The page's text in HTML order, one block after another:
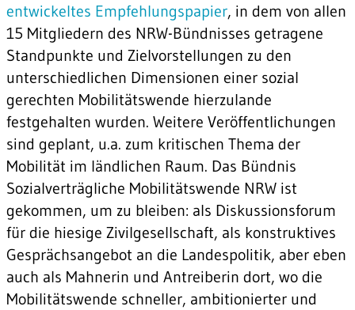
entwickeltes Empfehlungspapier, in dem von allen
15 Mitgliedern des NRW-Bündnisses getragene
Standpunkte und Zielvorstellungen zu den
unterschiedlichen Dimensionen einer sozial
gerechten Mobilitätswende hierzulande
festgehalten wurden. Weitere Veröffentlichungen
sind geplant, u.a. zum kritischen Thema der
Mobilität im ländlichen Raum. Das Bündnis
Sozialverträgliche Mobilitätswende NRW ist
gekommen, um zu bleiben: als Diskussionsforum
für die hiesige Zivilgesellschaft, als konstruktives
Gesprächsangebot an die Landespolitik, aber eben
auch als Mahnerin und Antreiberin dort, wo die
Mobilitätswende schneller, ambitionierter und